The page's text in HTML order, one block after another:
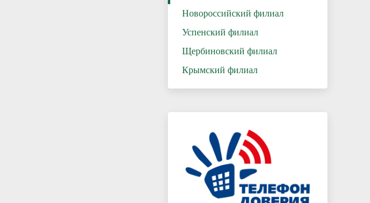
Новороссийский филиал
Успенский филиал
Щербиновский филиал
Крымский филиал